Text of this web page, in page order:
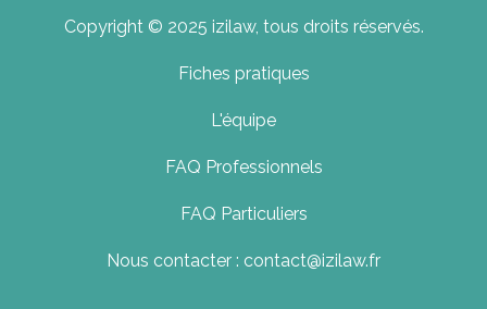
Copyright © 2025 izilaw, tous droits réservés.
Fiches pratiques
L'équipe
FAQ Professionnels
FAQ Particuliers
Nous contacter : contact@izilaw.fr